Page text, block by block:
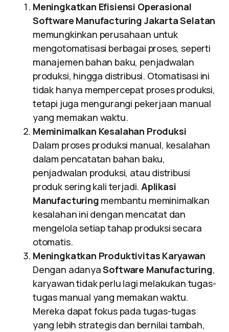
Meningkatkan Efisiensi Operasional
Software Manufacturing Jakarta Selatan
memungkinkan perusahaan untuk
mengotomatisasi berbagai proses, seperti
manajemen bahan baku, penjadwalan
produksi, hingga distribusi. Otomatisasi ini
tidak hanya mempercepat proses produksi,
tetapi juga mengurangi pekerjaan manual
yang memakan waktu.
Meminimalkan Kesalahan Produksi
Dalam proses produksi manual, kesalahan
dalam pencatatan bahan baku,
penjadwalan produksi, atau distribusi
produk sering kali terjadi. Aplikasi
Manufacturing membantu meminimalkan
kesalahan ini dengan mencatat dan
mengelola setiap tahap produksi secara
otomatis.
Meningkatkan Produktivitas Karyawan
Dengan adanyaSoftware Manufacturing,
karyawan tidak perlu lagi melakukan tugas-
tugas manual yang memakan waktu.
Mereka dapat fokus pada tugas-tugas
yang lebih strategis dan bernilai tambah,